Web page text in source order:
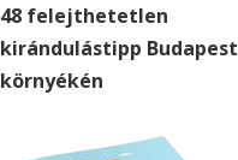
48 felejthetetlen
kirándulástipp Budapest
környékén